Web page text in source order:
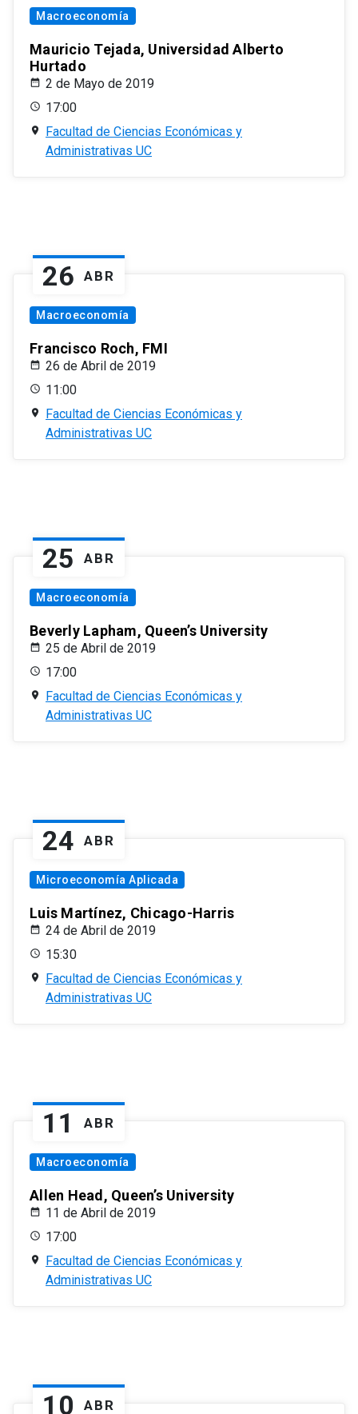
Macroeconomía
Mauricio Tejada, Universidad Alberto
Hurtado
2 de Mayo de 2019
17:00
Facultad de Ciencias Económicas y
Administrativas UC
26 ABR
Macroeconomía
Francisco Roch, FMI
26 de Abril de 2019
11:00
Facultad de Ciencias Económicas y
Administrativas UC
25 ABR
Macroeconomía
Beverly Lapham, Queen’s University
25 de Abril de 2019
17:00
Facultad de Ciencias Económicas y
Administrativas UC
24 ABR
Microeconomía Aplicada
Luis Martínez, Chicago-Harris
24 de Abril de 2019
15:30
Facultad de Ciencias Económicas y
Administrativas UC
11 ABR
Macroeconomía
Allen Head, Queen’s University
11 de Abril de 2019
17:00
Facultad de Ciencias Económicas y
Administrativas UC
10 ABR